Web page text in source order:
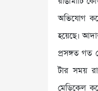
অভিযোগ
হয়েছে।
প্রসঙ্গত গত
টার সময়
মেডিকেল